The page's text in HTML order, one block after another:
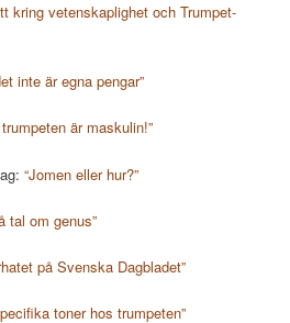
kring vetenskaplighet och Trumpet-
inte är egna pengar”
är maskulin!”
“Jomen eller hur?”
tal om genus”
på Svenska Dagbladet”
toner hos trumpeten”